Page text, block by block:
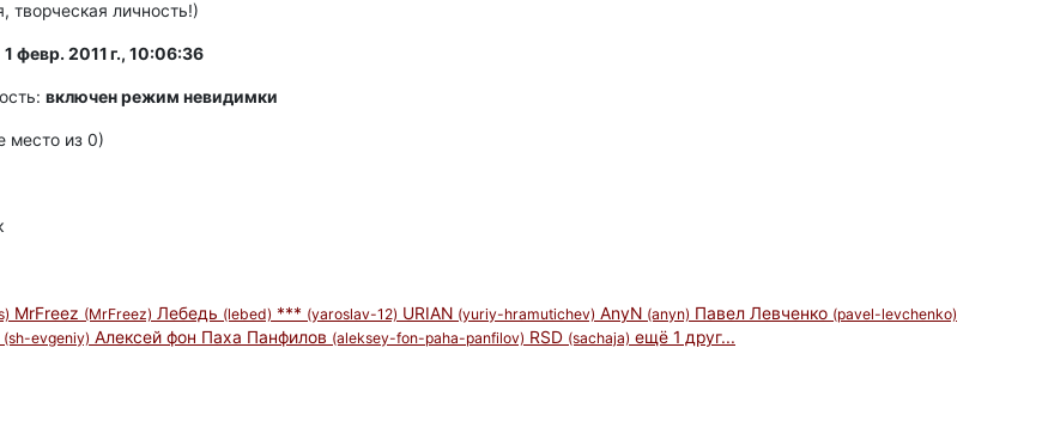
творческая личность!)
1 февр. 2011 г., 10:06:36
включен режим невидимки
место из 0)
MrFreez (MrFreez) Лебедь (lebed) *** (yaroslav-12) URIAN (yuriy-hramutichev) AnyN (anyn) Павел Левченко (pavel-levchenko)
(sh-evgeniy) Алексей фон Паха Панфилов (aleksey-fon-paha-panfilov) RSD (sachaja) ещё 1 друг...